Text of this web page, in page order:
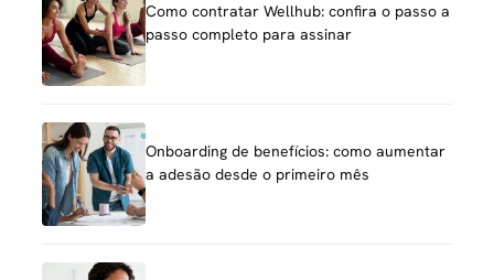
Como contratar Wellhub: confira o passo a
passo completo para assinar
Onboarding de benefícios: como aumentar
a adesão desde o primeiro mês